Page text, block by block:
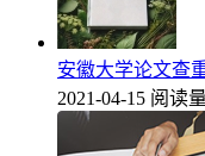
安徽大学论文查
2021-04-15 阅读